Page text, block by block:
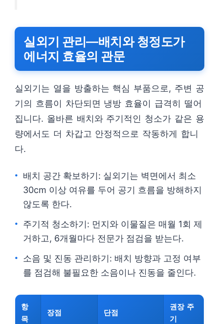
실외기 관리—배치와 청정도가
에너지 효율의 관문
실외기는 열을 방출하는 핵심 부품으로, 주변 공
기의 흐름이 차단되면 냉방 효율이 급격히 떨어
집니다. 올바른 배치와 주기적인 청소가 같은 용
량에서도 더 차갑고 안정적으로 작동하게 합니
다.
배치 공간 확보하기: 실외기는 벽면에서 최소
30cm 이상 여유를 두어 공기 흐름을 방해하지
않도록 한다.
주기적 청소하기: 먼지와 이물질은 매월 1회 제
거하고, 6개월마다 전문가 점검을 받는다.
소음 및 진동 관리하기: 배치 방향과 고정 여부
를 점검해 불필요한 소음이나 진동을 줄인다.
항
목
장점 단점
권장 주
기